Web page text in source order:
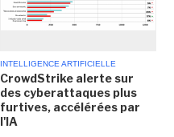
INTELLIGENCE ARTIFICIELLE
CrowdStrike alerte sur
des cyberattaques plus
furtives, accélérées par
l'IA